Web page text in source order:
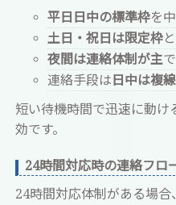
平日日中の標準枠を
土日・祝日は限定枠
夜間は連絡体制が主
連絡手段は 日中は複
短い待機時間で迅速に動け
効です。
24時間対応時の連絡フロ
24時間対応体制がある場